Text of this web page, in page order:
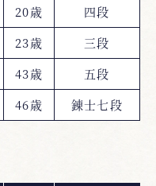
20歳
四段
23歳
三段
43歳
五段
46歳 錬士七段